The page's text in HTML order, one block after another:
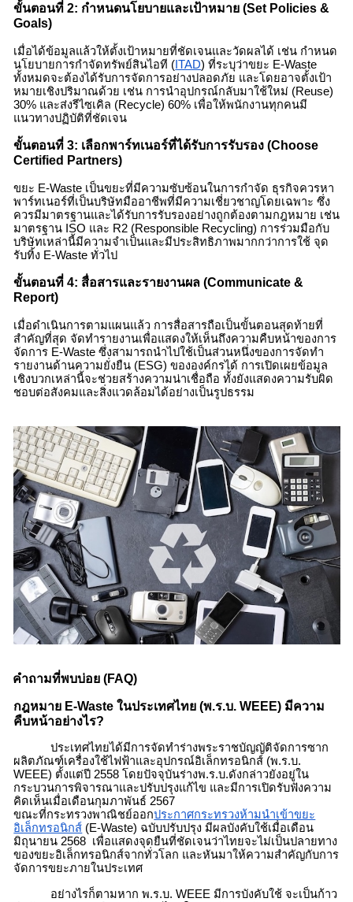
ขั้นตอนที่ 2: กำหนดนโยบายและเป้าหมาย (Set Policies &
Goals)
เมื่อได้ข้อมูลแล้วให้ตั้งเป้าหมายที่ชัดเจนและวัดผลได้ เช่น กำหนด
นโยบายการกำจัดทรัพย์สินไอที ( ITAD) ที่ระบุว่าขยะ E-Waste
ทั้งหมดจะต้องได้รับการจัดการอย่างปลอดภัย และโดยอาจตั้งเป้า
หมายเชิงปริมาณด้วย เช่น การนำอุปกรณ์กลับมาใช้ใหม่ (Reuse)
30% และส่งรีไซเคิล (Recycle) 60% เพื่อให้พนักงานทุกคนมี
แนวทางปฏิบัติที่ชัดเจน
ขั้นตอนที่ 3: เลือกพาร์ทเนอร์ที่ได้รับการรับรอง (Choose
Certified Partners)
ขยะ E-Waste เป็นขยะที่มีความซับซ้อนในการกำจัด ธุรกิจควรหา
พาร์ทเนอร์ที่เป็นบริษัทมืออาชีพที่มีความเชี่ยวชาญโดยเฉพาะ ซึ่ง
ควรมีมาตรฐานและได้รับการรับรองอย่างถูกต้องตามกฎหมาย เช่น
มาตรฐาน ISO และ R2 (Responsible Recycling) การร่วมมือกับ
บริษัทเหล่านี้มีความจำเป็นและมีประสิทธิภาพมากกว่าการใช้ จุด
รับทิ้ง E-Waste ทั่วไป
ขั้นตอนที่ 4: สื่อสารและรายงานผล (Communicate &
Report)
เมื่อดำเนินการตามแผนแล้ว การสื่อสารถือเป็นขั้นตอนสุดท้ายที่
สำคัญที่สุด จัดทำรายงานเพื่อแสดงให้เห็นถึงความคืบหน้าของการ
จัดการ E-Waste ซึ่งสามารถนำไปใช้เป็นส่วนหนึ่งของการจัดทำ
รายงานด้านความยั่งยืน (ESG) ขององค์กรได้ การเปิดเผยข้อมูล
เชิงบวกเหล่านี้จะช่วยสร้างความน่าเชื่อถือ ทั้งยังแสดงความรับผิด
ชอบต่อสังคมและสิ่งแวดล้อมได้อย่างเป็นรูปธรรม
คำถามที่พบบ่อย (FAQ)
กฎหมาย E-Waste ในประเทศไทย (พ.ร.บ. WEEE) มีความ
คืบหน้าอย่างไร?
ประเทศไทยได้มีการจัดทำร่างพระราชบัญญัติจัดการซาก
ผลิตภัณฑ์เครื่องใช้ไฟฟ้าและอุปกรณ์อิเล็กทรอนิกส์ (พ.ร.บ.
WEEE) ตั้งแต่ปี 2558 โดยปัจจุบันร่างพ.ร.บ.ดังกล่าวยังอยู่ใน
กระบวนการพิจารณาและปรับปรุงแก้ไข และมีการเปิดรับฟังความ
คิดเห็นเมื่อเดือนกุมภาพันธ์ 2567
ขณะที่กระทรวงพาณิชย์ออกประกาศกระทรวงห้ามนำเข้าขยะ
อิเล็กทรอนิกส์ (E-Waste) ฉบับปรับปรุง มีผลบังคับใช้เมื่อเดือน
มิถุนายน 2568 เพื่อแสดงจุดยืนที่ชัดเจนว่าไทยจะไม่เป็นปลายทาง
ของขยะอิเล็กทรอนิกส์จากทั่วโลก และหันมาให้ความสำคัญกับการ
จัดการขยะภายในประเทศ
อย่างไรก็ตามหาก พ.ร.บ. WEEE มีการบังคับใช้จะเป็นก้าว